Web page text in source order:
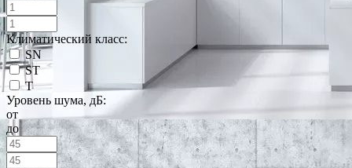
Климатический класс:
SN
ST
T
Уровень шума, дБ:
от
до